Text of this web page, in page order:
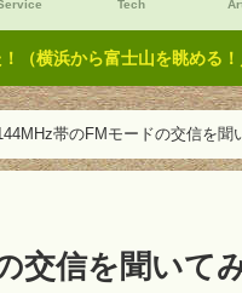
Tech
（横浜から富士山を眺める
帯のFMモードの交信を聞
交信を聞いて